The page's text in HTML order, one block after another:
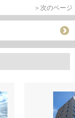
＞次のページ